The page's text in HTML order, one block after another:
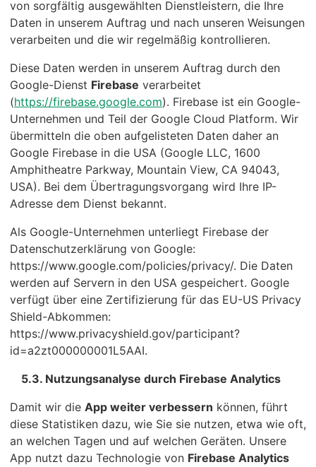
von sorgfältig ausgewählten Dienstleistern, die Ihre
Daten in unserem Auftrag und nach unseren Weisungen
verarbeiten und die wir regelmäßig kontrollieren.
Diese Daten werden in unserem Auftrag durch den
Google-Dienst Firebase verarbeitet
(https://firebase.google.com). Firebase ist ein Google-
Unternehmen und Teil der Google Cloud Platform. Wir
übermitteln die oben aufgelisteten Daten daher an
Google Firebase in die USA (Google LLC, 1600
Amphitheatre Parkway, Mountain View, CA 94043,
USA). Bei dem Übertragungsvorgang wird Ihre IP-
Adresse dem Dienst bekannt.
Als Google-Unternehmen unterliegt Firebase der
Datenschutzerklärung von Google:
https://www.google.com/policies/privacy/. Die Daten
werden auf Servern in den USA gespeichert. Google
verfügt über eine Zertifizierung für das EU-US Privacy
Shield-Abkommen:
https://www.privacyshield.gov/participant?
id=a2zt000000001L5AAI.
5.3. Nutzungsanalyse durch Firebase Analytics
Damit wir die App weiter verbessern können, führt
diese Statistiken dazu, wie Sie sie nutzen, etwa wie oft,
an welchen Tagen und auf welchen Geräten. Unsere
App nutzt dazu Technologie von Firebase Analytics